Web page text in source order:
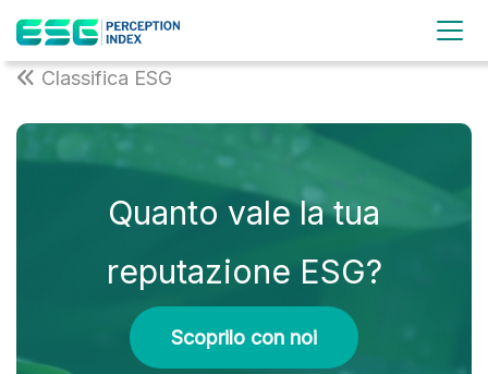
Classifica ESG
Quanto vale la tua
reputazione ESG?
Scoprilo con noi